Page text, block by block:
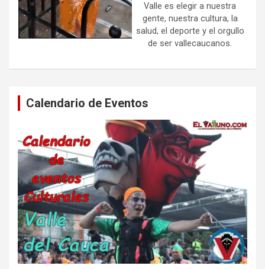
Valle es elegir a nuestra
gente, nuestra cultura, la
salud, el deporte y el orgullo
de ser vallecaucanos.
Calendario de Eventos